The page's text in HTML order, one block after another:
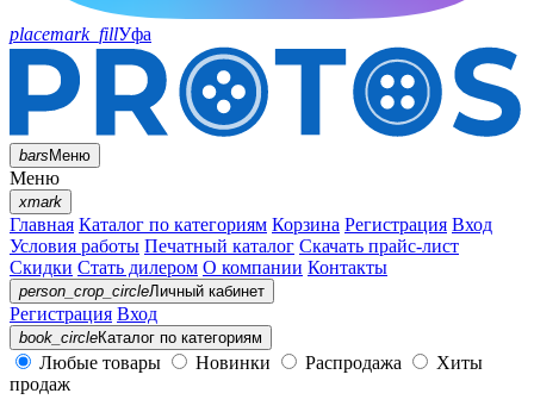
placemark_fillУфа
barsМеню
Меню
xmark
Главная Каталог по категориям Корзина Регистрация Вход
Условия работы Печатный каталог Скачать прайс-лист
Скидки Стать дилером О компании Контакты
person_crop_circleЛичный кабинет
Регистрация Вход
book_circleКаталог по категориям
Любые товары Новинки Распродажа
Хиты
продаж